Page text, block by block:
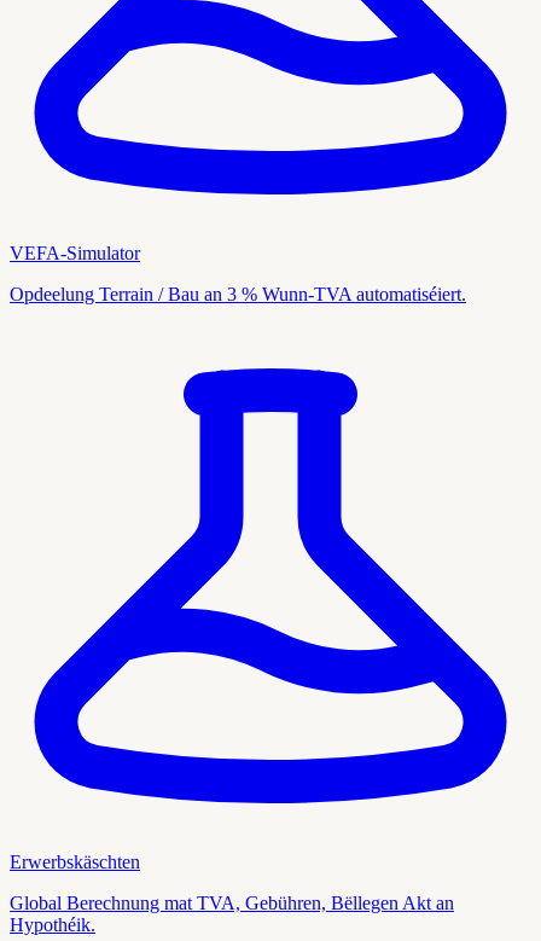
VEFA-Simulator
Opdeelung Terrain / Bau an 3 % Wunn-TVA automatiséiert.
Erwerbskäschten
Global Berechnung mat TVA, Gebühren, Bëllegen Akt an
Hypothéik.